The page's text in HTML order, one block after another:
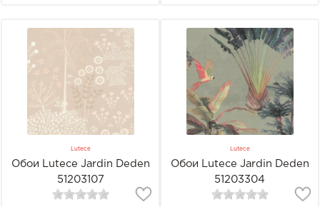
Lutece
Обои Lutece Jardin Deden
51203107
Lutece
Обои Lutece Jardin Deden
51203304